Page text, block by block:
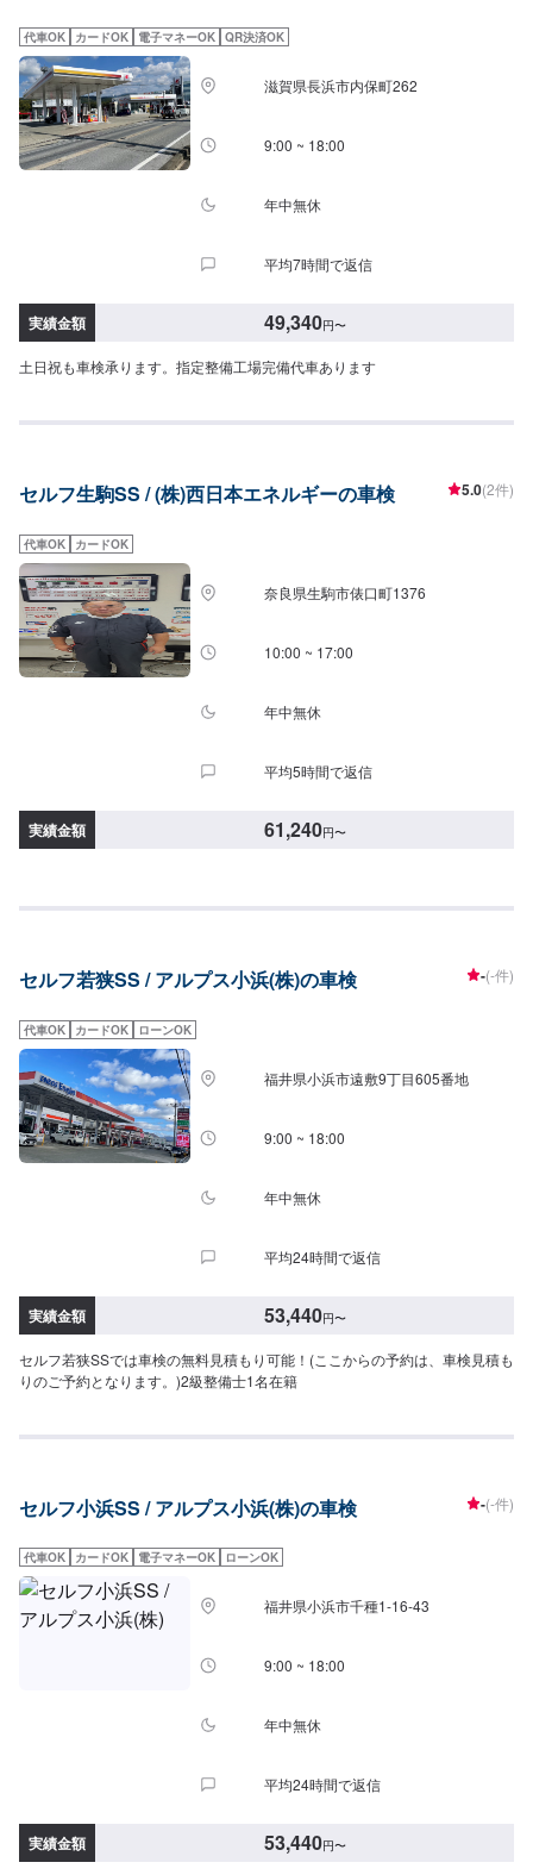
積もりご請求させていただきます。
代車OK カードOK 電子マネーOK QR決済OK
滋賀県長浜市内保町262
9:00 ~ 18:00
年中無休
平均7時間で返信
実績金額 49,340円〜
土日祝も車検承ります。指定整備工場完備代車あります
セルフ生駒SS / (株)西日本エネルギーの車検 5.0(2件)
代車OK カードOK
奈良県生駒市俵口町1376
10:00 ~ 17:00
年中無休
平均5時間で返信
実績金額 61,240円〜
セルフ若狭SS / アルプス小浜(株)の車検 -(-件)
代車OK カードOK ローンOK
福井県小浜市遠敷9丁目605番地
9:00 ~ 18:00
年中無休
平均24時間で返信
実績金額 53,440円〜
セルフ若狭SSでは車検の無料見積もり可能！(ここからの予約は、車検見積も
りのご予約となります。)2級整備士1名在籍
セルフ小浜SS / アルプス小浜(株)の車検 -(-件)
代車OK カードOK 電子マネーOK ローンOK
福井県小浜市千種1-16-43
9:00 ~ 18:00
年中無休
平均24時間で返信
実績金額 53,440円〜